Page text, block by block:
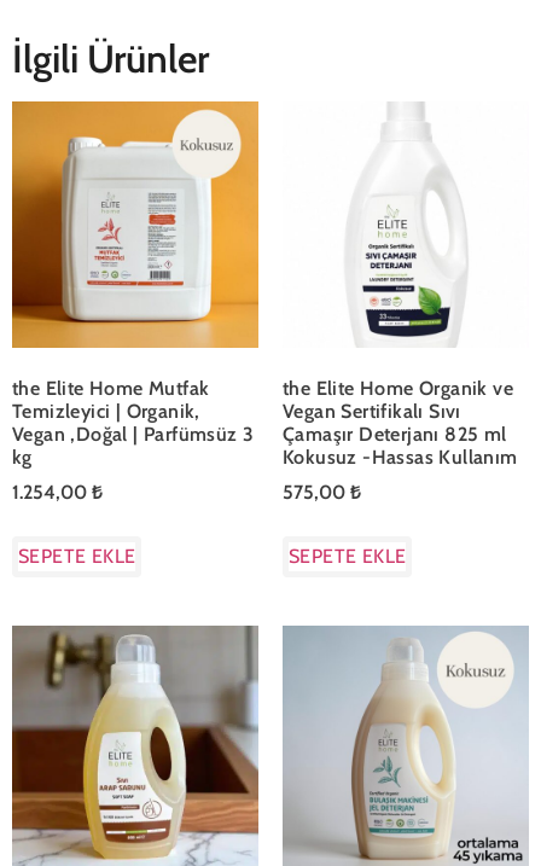
İlgili Ürünler
the Elite Home Mutfak
Temizleyici | Organik,
Vegan ,Doğal | Parfümsüz 3
kg
1.254,00 ₺
SEPETE EKLE
the Elite Home Organik ve
Vegan Sertifikalı Sıvı
Çamaşır Deterjanı 825 ml
Kokusuz -Hassas Kullanım
575,00 ₺
SEPETE EKLE